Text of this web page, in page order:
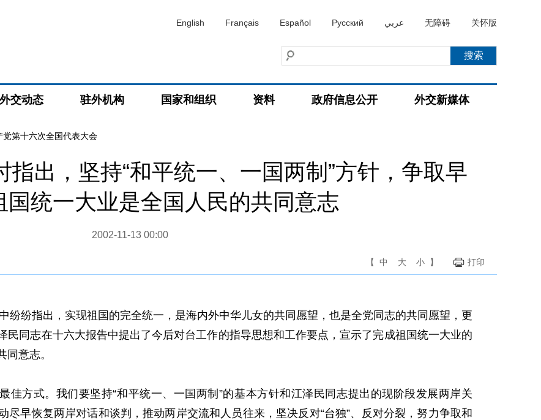
English Français Español Русский عربي 无障碍 关怀版
外交动态 驻外机构 国家和组织 资料 政府信息公开 外交新媒体
党第十六次全国代表大会
出，坚持“和平统一、一国两制”方针，争取早
国统一大业是全国人民的共同意志
2002-11-13 00:00
【 中 大 小 】 打印
纷纷指出，实现祖国的完全统一，是海内外中华儿女的共同愿望，也是全党同志的共同愿望，更
民同志在十六大报告中提出了今后对台工作的指导思想和工作要点，宣示了完成祖国统一大业的
意志。
方式。我们要坚持“和平统一、一国两制”的基本方针和江泽民同志提出的现阶段发展两岸关
尽早恢复两岸对话和谈判，推动两岸交流和人员往来，坚决反对“台独”、反对分裂，努力争取和